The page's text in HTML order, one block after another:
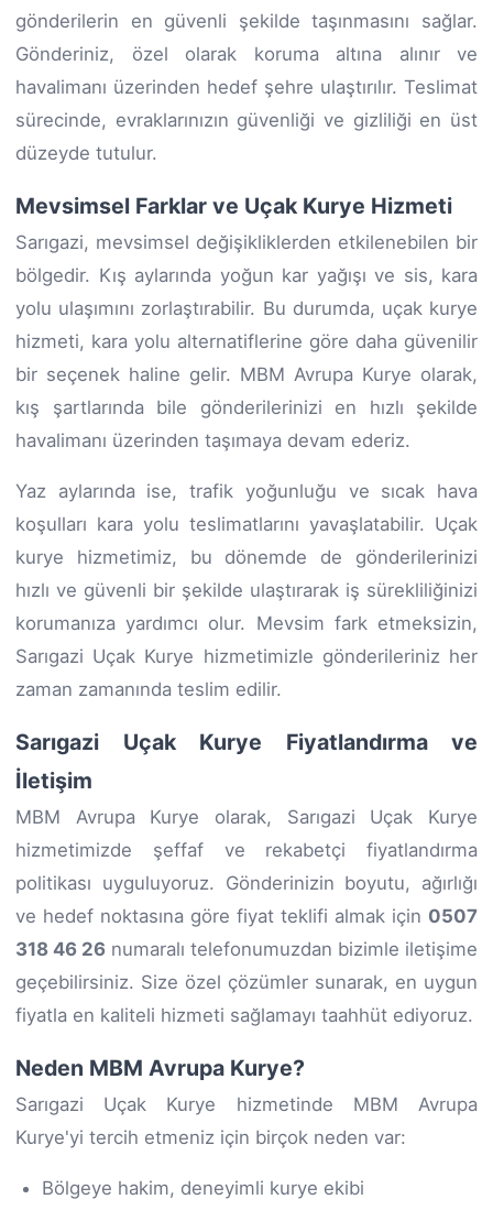
gönderilerin en güvenli şekilde taşınmasını sağlar.
Gönderiniz, özel olarak koruma altına alınır ve
havalimanı üzerinden hedef şehre ulaştırılır. Teslimat
sürecinde, evraklarınızın güvenliği ve gizliliği en üst
düzeyde tutulur.
Mevsimsel Farklar ve Uçak Kurye Hizmeti
Sarıgazi, mevsimsel değişikliklerden etkilenebilen bir
bölgedir. Kış aylarında yoğun kar yağışı ve sis, kara
yolu ulaşımını zorlaştırabilir. Bu durumda, uçak kurye
hizmeti, kara yolu alternatiflerine göre daha güvenilir
bir seçenek haline gelir. MBM Avrupa Kurye olarak,
kış şartlarında bile gönderilerinizi en hızlı şekilde
havalimanı üzerinden taşımaya devam ederiz.
Yaz aylarında ise, trafik yoğunluğu ve sıcak hava
koşulları kara yolu teslimatlarını yavaşlatabilir. Uçak
kurye hizmetimiz, bu dönemde de gönderilerinizi
hızlı ve güvenli bir şekilde ulaştırarak iş sürekliliğinizi
korumanıza yardımcı olur. Mevsim fark etmeksizin,
Sarıgazi Uçak Kurye hizmetimizle gönderileriniz her
zaman zamanında teslim edilir.
Sarıgazi Uçak Kurye Fiyatlandırma ve
İletişim
MBM Avrupa Kurye olarak, Sarıgazi Uçak Kurye
hizmetimizde şeffaf ve rekabetçi fiyatlandırma
politikası uyguluyoruz. Gönderinizin boyutu, ağırlığı
ve hedef noktasına göre fiyat teklifi almak için 0507
318 46 26 numaralı telefonumuzdan bizimle iletişime
geçebilirsiniz. Size özel çözümler sunarak, en uygun
fiyatla en kaliteli hizmeti sağlamayı taahhüt ediyoruz.
Neden MBM Avrupa Kurye?
Sarıgazi Uçak Kurye hizmetinde MBM Avrupa
Kurye'yi tercih etmeniz için birçok neden var:
Bölgeye hakim, deneyimli kurye ekibi